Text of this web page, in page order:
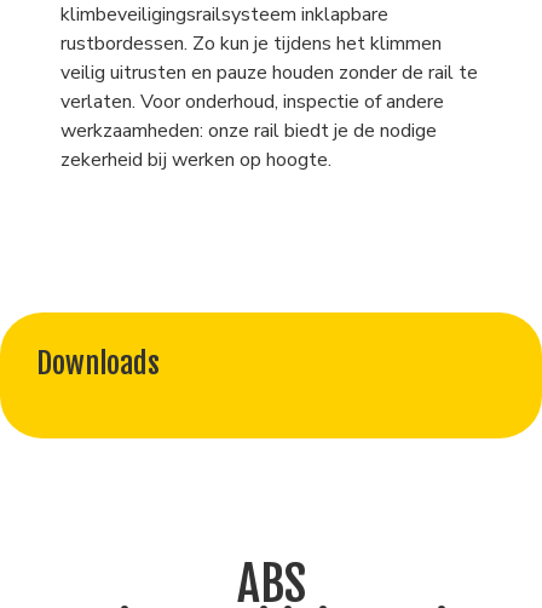
klimbeveiligingsrailsysteem inklapbare
rustbordessen. Zo kun je tijdens het klimmen
veilig uitrusten en pauze houden zonder de rail te
verlaten. Voor onderhoud, inspectie of andere
werkzaamheden: onze rail biedt je de nodige
zekerheid bij werken op hoogte.
Downloads
ABS